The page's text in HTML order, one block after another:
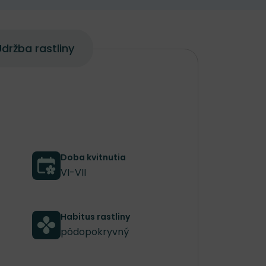
rastliny
Doba kvitnutia
VI-VII
Habitus rastliny
pôdopokryvný